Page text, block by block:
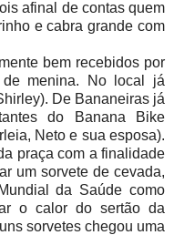
afinal de contas quem
e cabra grande com
bem recebidos por
menina. No local já
De Bananeiras já
do Banana Bike
Neto e sua esposa).
praça com a finalidade
um sorvete de cevada,
da Saúde como
o calor do sertão da
sorvetes chegou uma